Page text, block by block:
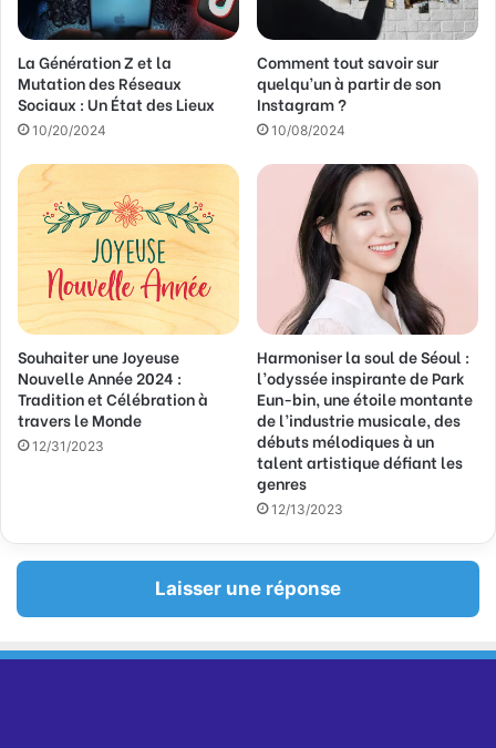
s
e
E
m
a
l
La Génération Z et la
Mutation des Réseaux
Sociaux : Un État des Lieux
10/20/2024
Comment tout savoir sur
quelqu’un à partir de son
Instagram ?
10/08/2024
Souhaiter une Joyeuse
Nouvelle Année 2024 :
Tradition et Célébration à
travers le Monde
12/31/2023
Harmoniser la soul de Séoul :
l’odyssée inspirante de Park
Eun-bin, une étoile montante
de l’industrie musicale, des
débuts mélodiques à un
talent artistique défiant les
genres
12/13/2023
Laisser une réponse